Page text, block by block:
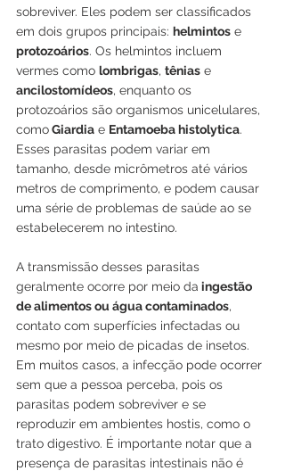
sobreviver. Eles podem ser classificados
em dois grupos principais: helmintos e
protozoários. Os helmintos incluem
vermes como lombrigas, tênias e
ancilostomídeos, enquanto os
protozoários são organismos unicelulares,
como Giardia e Entamoeba histolytica.
Esses parasitas podem variar em
tamanho, desde micrômetros até vários
metros de comprimento, e podem causar
uma série de problemas de saúde ao se
estabelecerem no intestino.
A transmissão desses parasitas
geralmente ocorre por meio da ingestão
de alimentos ou água contaminados,
contato com superfícies infectadas ou
mesmo por meio de picadas de insetos.
Em muitos casos, a infecção pode ocorrer
sem que a pessoa perceba, pois os
parasitas podem sobreviver e se
reproduzir em ambientes hostis, como o
trato digestivo. É importante notar que a
presença de parasitas intestinais não é